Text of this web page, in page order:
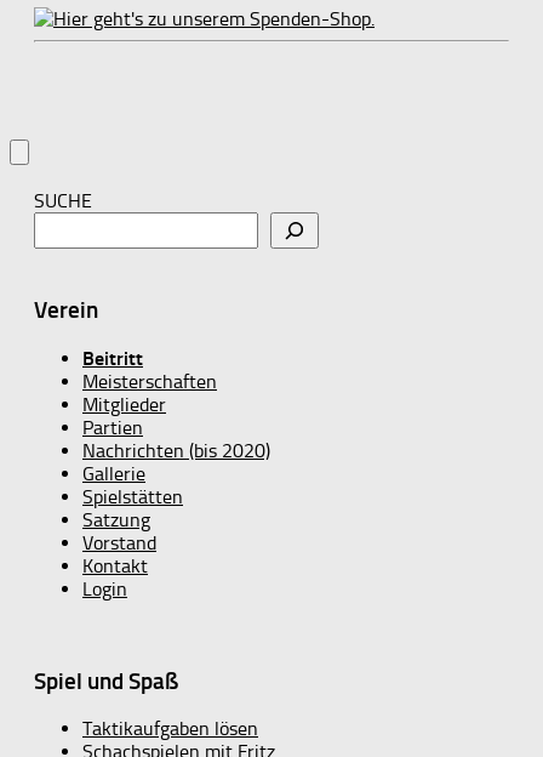
SUCHE
Verein
Beitritt
Meisterschaften
Mitglieder
Partien
Nachrichten (bis 2020)
Gallerie
Spielstätten
Satzung
Vorstand
Kontakt
Login
Spiel und Spaß
Taktikaufgaben lösen
Schachspielen mit Fritz